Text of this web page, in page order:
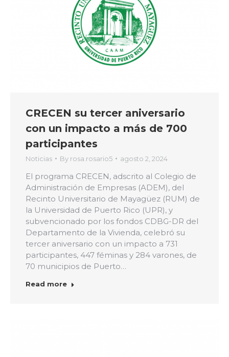
CRECEN su tercer aniversario
con un impacto a más de 700
participantes
Noticias By rosa.rosario5 agosto 2, 2024
El programa CRECEN, adscrito al Colegio de
Administración de Empresas (ADEM), del
Recinto Universitario de Mayagüez (RUM) de
la Universidad de Puerto Rico (UPR), y
subvencionado por los fondos CDBG-DR del
Departamento de la Vivienda, celebró su
tercer aniversario con un impacto a 731
participantes, 447 féminas y 284 varones, de
70 municipios de Puerto…
Read more